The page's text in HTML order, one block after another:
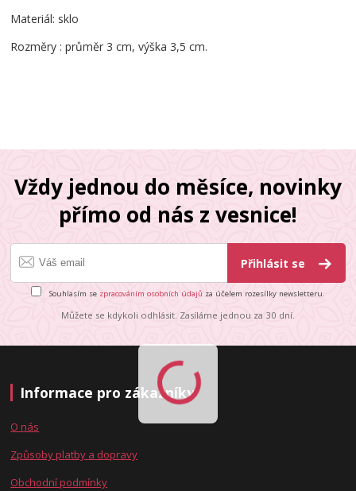
Materiál: sklo
Rozměry : průměr 3 cm, výška 3,5 cm.
Vždy jednou do měsíce, novinky
přímo od nás z vesnice!
Přihlásit se
Souhlasím se zpracováním osobních údajů za účelem rozesílky newsletteru.
Můžete se kdykoli odhlásit. Zasíláme jednou za 30 dní.
Informace pro zákazníky
O nás
Způsoby platby a dopravy
Obchodní podmínky